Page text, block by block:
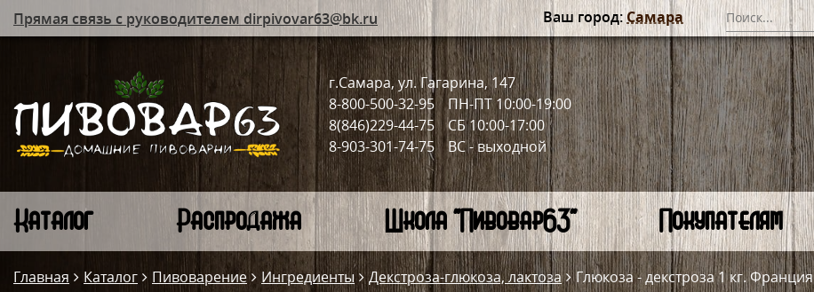
Ваш город: Самара
Прямая связь с руководителем dirpivovar63@bk.ru
г.Самара, ул. Гагарина, 147
8-800-500-32-95
8(846)229-44-75
8-903-301-74-75
ПН-ПТ 10:00-19:00
СБ 10:00-17:00
ВС - выходной
Каталог Распродажа Школа "Пивовар63" Покупателям
Главная Каталог Пивоварение Ингредиенты Декстроза-глюкоза, лактоза Глюкоза - декстроза 1 кг. Франция